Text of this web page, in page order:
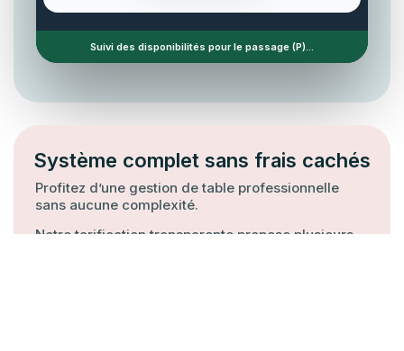
Suivi des disponibilités pour le passage (P)...
Système complet sans frais cachés
Profitez d’une gestion de table professionnelle
sans aucune complexité.
Notre tarification transparente propose plusieurs